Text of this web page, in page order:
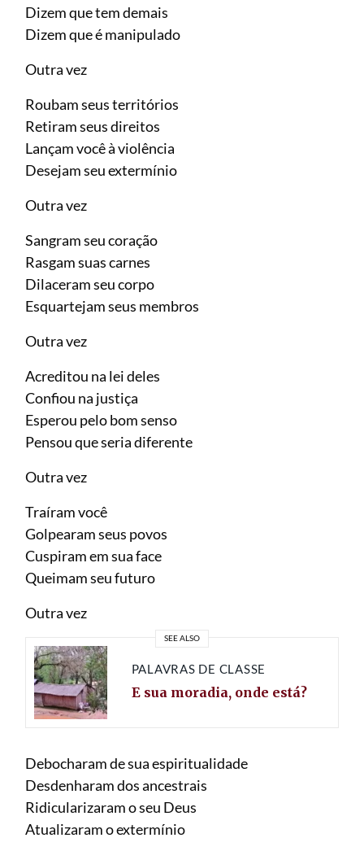
Dizem que tem demais
Dizem que é manipulado
Outra vez
Roubam seus territórios
Retiram seus direitos
Lançam você à violência
Desejam seu extermínio
Outra vez
Sangram seu coração
Rasgam suas carnes
Dilaceram seu corpo
Esquartejam seus membros
Outra vez
Acreditou na lei deles
Confiou na justiça
Esperou pelo bom senso
Pensou que seria diferente
Outra vez
Traíram você
Golpearam seus povos
Cuspiram em sua face
Queimam seu futuro
Outra vez
SEE ALSO
PALAVRAS DE CLASSE
E sua moradia, onde está?
Debocharam de sua espiritualidade
Desdenharam dos ancestrais
Ridicularizaram o seu Deus
Atualizaram o extermínio